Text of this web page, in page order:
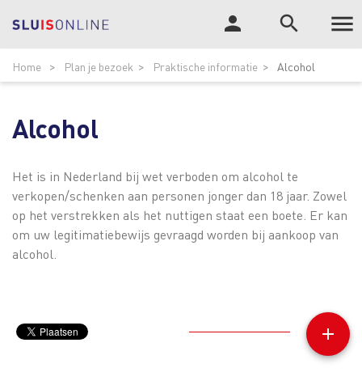

ZOEK
search
person
Home Plan je bezoek Praktische informatie Alcohol
Alcohol
Het is in Nederland bij wet verboden om alcohol te
verkopen/schenken aan personen jonger dan 18 jaar. Zowel
op het verstrekken als het nuttigen staat een boete. Er kan
om uw legitimatiebewijs gevraagd worden bij aankoop van
alcohol.
add